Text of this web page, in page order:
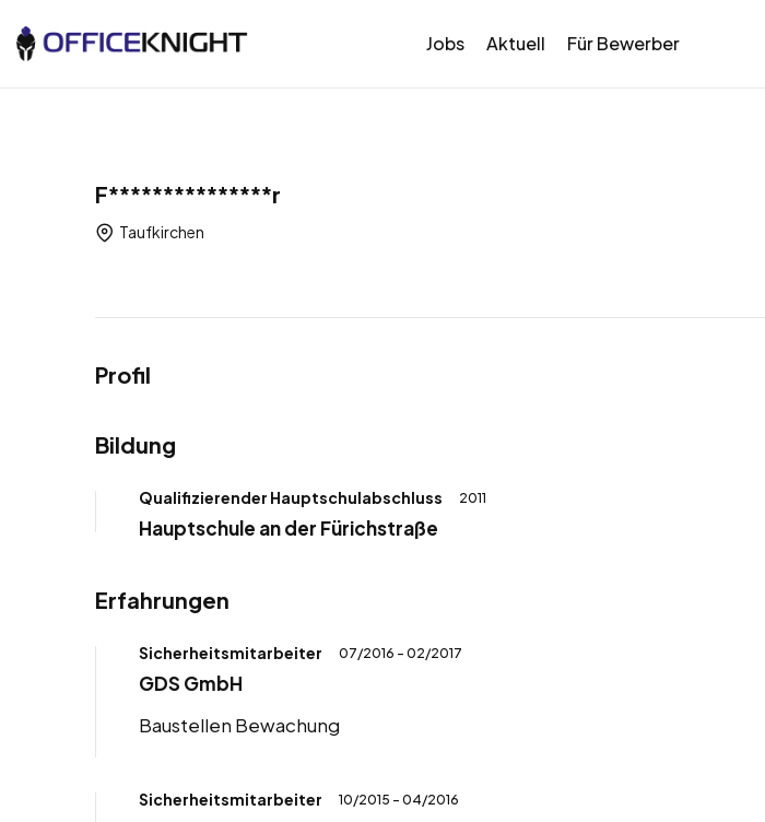
Jobs Aktuell Für Bewerber
F***************r
Taufkirchen
Profil
Bildung
Qualifizierender Hauptschulabschluss 2011
Hauptschule an der Fürichstraße
Erfahrungen
Sicherheitsmitarbeiter 07/2016 - 02/2017
GDS GmbH
Baustellen Bewachung
Sicherheitsmitarbeiter 10/2015 - 04/2016